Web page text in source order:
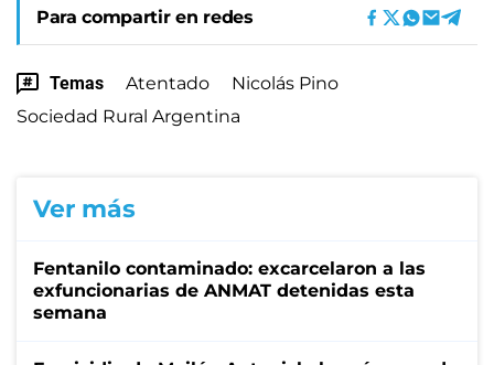
Para compartir en redes
Temas Atentado
Nicolás Pino
Sociedad Rural Argentina
Ver más
Fentanilo contaminado: excarcelaron a las
exfuncionarias de ANMAT detenidas esta
semana